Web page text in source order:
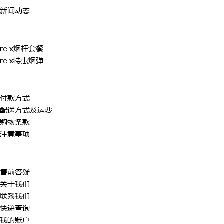
新闻动态
relx烟杆套餐
relx特惠烟弹
付款方式
配送方式及运费
购物条款
注意事项
售前答疑
关于我们
联系我们
快递查询
我的账户